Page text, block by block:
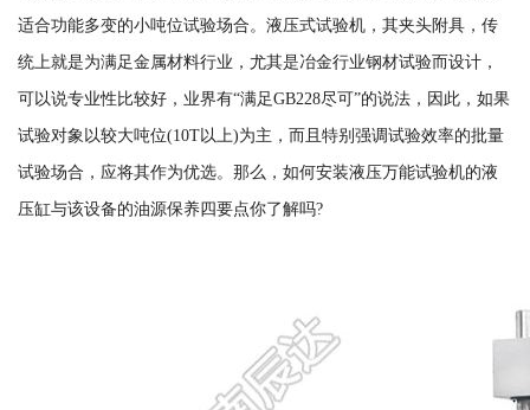
适合功能多变的小吨位试验场合。液压式试验机，其夹头附具，传
统上就是为满足金属材料行业，尤其是冶金行业钢材试验而设计，
可以说专业性比较好，业界有“满足GB228尽可”的说法，因此，如果
试验对象以较大吨位(10T以上)为主，而且特别强调试验效率的批量
试验场合，应将其作为优选。那么，如何安装液压万能试验机的液
压缸与该设备的油源保养四要点你了解吗?